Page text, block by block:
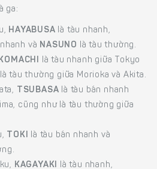
ga:
HAYABUSA là tàu nhanh,
và NASUNO là tàu thường.
là tàu nhanh giữa Tokyo
tàu thường giữa Morioka và Akita.
TSUBASA là tàu bán nhanh
cũng như là tàu thường giữa
TOKI là tàu bán nhanh và
KAGAYAKI là tàu nhanh,